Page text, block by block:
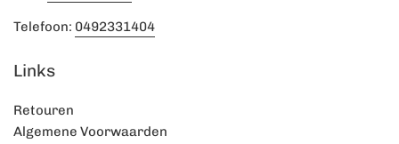
Telefoon: 0492331404
Links
Retouren
Algemene Voorwaarden